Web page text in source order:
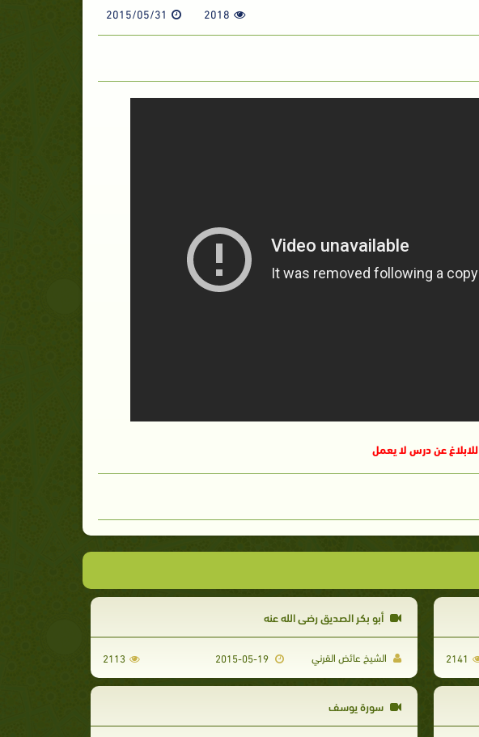
2018
2015/05/31
للابلاغ عن درس لا يعمل
2141
أبو بكر الصديق رضي الله عنه
الشيخ عائض القرني 2015-05-19
2113
سورة يوسف